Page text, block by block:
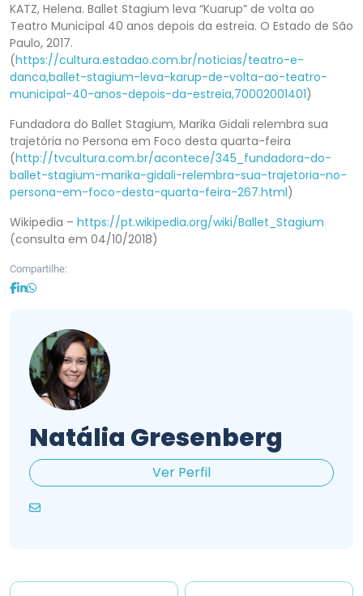
KATZ, Helena. Ballet Stagium leva “Kuarup” de volta ao
Teatro Municipal 40 anos depois da estreia. O Estado de São
Paulo, 2017.
(https://cultura.estadao.com.br/noticias/teatro-e-
danca,ballet-stagium-leva-karup-de-volta-ao-teatro-
municipal-40-anos-depois-da-estreia,70002001401)
Fundadora do Ballet Stagium, Marika Gidali relembra sua
trajetória no Persona em Foco desta quarta-feira
(http://tvcultura.com.br/acontece/345_fundadora-do-
ballet-stagium-marika-gidali-relembra-sua-trajetoria-no-
persona-em-foco-desta-quarta-feira-267.html)
Wikipedia – https://pt.wikipedia.org/wiki/Ballet_Stagium
(consulta em 04/10/2018)
Compartilhe:
Natália Gresenberg
Ver Perfil